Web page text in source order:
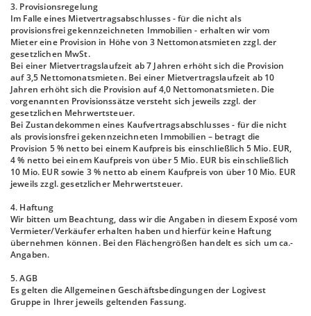
3. Provisionsregelung
Im Falle eines Mietvertragsabschlusses - für die nicht als
provisionsfrei gekennzeichneten Immobilien - erhalten wir vom
Mieter eine Provision in Höhe von 3 Nettomonatsmieten zzgl. der
gesetzlichen MwSt.
Bei einer Mietvertragslaufzeit ab 7 Jahren erhöht sich die Provision
auf 3,5 Nettomonatsmieten. Bei einer Mietvertragslaufzeit ab 10
Jahren erhöht sich die Provision auf 4,0 Nettomonatsmieten. Die
vorgenannten Provisionssätze versteht sich jeweils zzgl. der
gesetzlichen Mehrwertsteuer.
Bei Zustandekommen eines Kaufvertragsabschlusses - für die nicht
als provisionsfrei gekennzeichneten Immobilien – betragt die
Provision 5 % netto bei einem Kaufpreis bis einschließlich 5 Mio. EUR,
4 % netto bei einem Kaufpreis von über 5 Mio. EUR bis einschließlich
10 Mio. EUR sowie 3 % netto ab einem Kaufpreis von über 10 Mio. EUR
jeweils zzgl. gesetzlicher Mehrwertsteuer.
4. Haftung
Wir bitten um Beachtung, dass wir die Angaben in diesem Exposé vom
Vermieter/Verkäufer erhalten haben und hierfür keine Haftung
übernehmen können. Bei den Flächengrößen handelt es sich um ca.-
Angaben.
5. AGB
Es gelten die Allgemeinen Geschäftsbedingungen der Logivest
Gruppe in Ihrer jeweils geltenden Fassung.